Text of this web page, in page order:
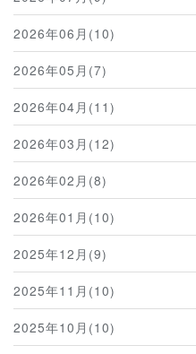
2026年06月(10)
2026年05月(7)
2026年04月(11)
2026年03月(12)
2026年02月(8)
2026年01月(10)
2025年12月(9)
2025年11月(10)
2025年10月(10)